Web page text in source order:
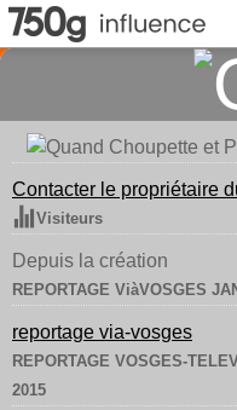
Contacter le propriétaire
Visiteurs
Depuis la création
REPORTAGE ViàVOSGES
reportage via-vosges
REPORTAGE VOSGES-
2015